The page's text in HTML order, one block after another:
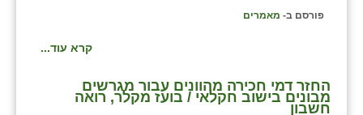
פורסם ב- מאמרים
קרא עוד...
החזר דמי חכירה מהוונים עבור מגרשים
מבונים בישוב חקלאי / בועז מקלר, רואה
חשבון
ורד יריחו
זוהר